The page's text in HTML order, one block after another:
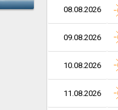
08.08.2026
09.08.2026
10.08.2026
11.08.2026